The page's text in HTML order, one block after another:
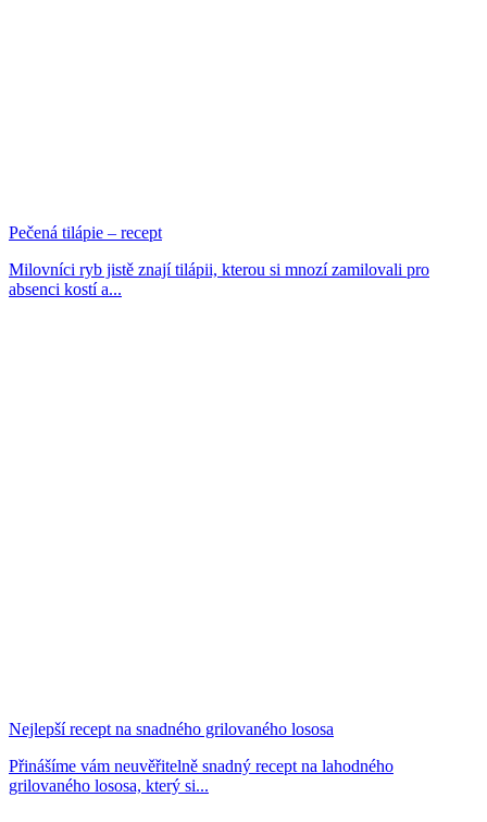
Pečená tilápie – recept
Milovníci ryb jistě znají tilápii, kterou si mnozí zamilovali pro
absenci kostí a...
Nejlepší recept na snadného grilovaného lososa
Přinášíme vám neuvěřitelně snadný recept na lahodného
grilovaného lososa, který si...